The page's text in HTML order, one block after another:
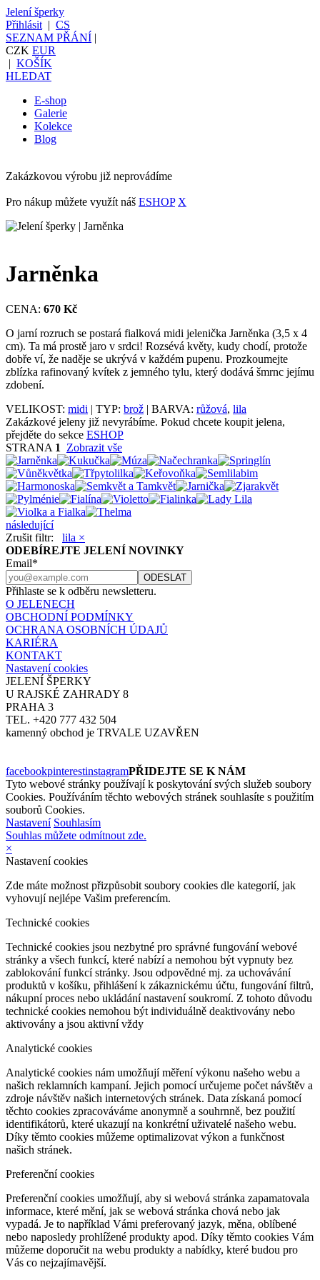
Jelení šperky
Přihlásit | CS
SEZNAM PŘÁNÍ |
CZK EUR
| KOŠÍK
HLEDAT
E-shop
Galerie
Kolekce
Blog
Zakázkovou výrobu již neprovádíme
Pro nákup můžete využít náš ESHOP X
Jarněnka
CENA: 670 Kč
O jarní rozruch se postará fialková midi jelenička Jarněnka (3,5 x 4
cm). Ta má prostě jaro v srdci! Rozsévá květy, kudy chodí, protože
dobře ví, že naděje se ukrývá v každém pupenu. Prozkoumejte
zblízka rafinovaný kvítek z jemného tylu, který dodává šmrnc jejímu
zdobení.
VELIKOST: midi | TYP: brož | BARVA: růžová, lila
Zakázkové jeleny již nevyrábíme. Pokud chcete koupit jelena,
přejděte do sekce ESHOP
STRANA 1 Zobrazit vše
následující
Zrušit filtr: lila ×
ODEBÍREJTE JELENÍ NOVINKY
Email*
Přihlaste se k odběru newsletteru.
O JELENECH
OBCHODNÍ PODMÍNKY
OCHRANA OSOBNÍCH ÚDAJŮ
KARIÉRA
KONTAKT
Nastavení cookies
JELENÍ ŠPERKY
U RAJSKÉ ZAHRADY 8
PRAHA 3
TEL. +420 777 432 504
kamenný obchod je TRVALE UZAVŘEN
facebookpinterestinstagramPŘIDEJTE SE K NÁM
Tyto webové stránky používají k poskytování svých služeb soubory
Cookies. Používáním těchto webových stránek souhlasíte s použitím
souborů Cookies.
Nastavení Souhlasím
Souhlas můžete odmítnout zde.
×
Nastavení cookies
Zde máte možnost přizpůsobit soubory cookies dle kategorií, jak
vyhovují nejlépe Vašim preferencím.
Technické cookies
Technické cookies jsou nezbytné pro správné fungování webové
stránky a všech funkcí, které nabízí a nemohou být vypnuty bez
zablokování funkcí stránky. Jsou odpovědné mj. za uchovávání
produktů v košíku, přihlášení k zákaznickému účtu, fungování filtrů,
nákupní proces nebo ukládání nastavení soukromí. Z tohoto důvodu
technické cookies nemohou být individuálně deaktivovány nebo
aktivovány a jsou aktivní vždy
Analytické cookies
Analytické cookies nám umožňují měření výkonu našeho webu a
našich reklamních kampaní. Jejich pomocí určujeme počet návštěv a
zdroje návštěv našich internetových stránek. Data získaná pomocí
těchto cookies zpracováváme anonymně a souhrnně, bez použití
identifikátorů, které ukazují na konkrétní uživatelé našeho webu.
Díky těmto cookies můžeme optimalizovat výkon a funkčnost
našich stránek.
Preferenční cookies
Preferenční cookies umožňují, aby si webová stránka zapamatovala
informace, které mění, jak se webová stránka chová nebo jak
vypadá. Je to například Vámi preferovaný jazyk, měna, oblíbené
nebo naposledy prohlížené produkty apod. Díky těmto cookies Vám
můžeme doporučit na webu produkty a nabídky, které budou pro
Vás co nejzajímavější.